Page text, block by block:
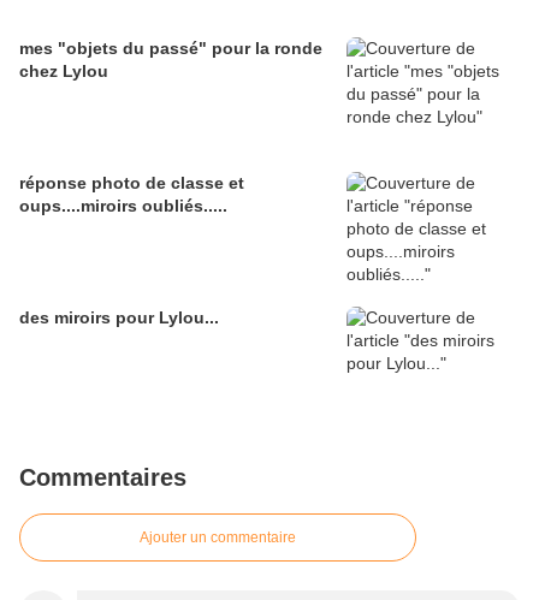
mes "objets du passé" pour la ronde
chez Lylou
réponse photo de classe et
oups....miroirs oubliés.....
des miroirs pour Lylou...
Commentaires
Ajouter un commentaire